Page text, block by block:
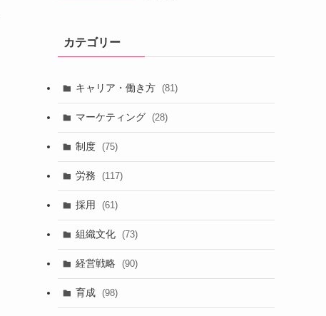
カテゴリー
キャリア・働き方 (81)
マーケティング (28)
制度 (75)
労務 (117)
採用 (61)
組織文化 (73)
経営戦略 (90)
育成 (98)